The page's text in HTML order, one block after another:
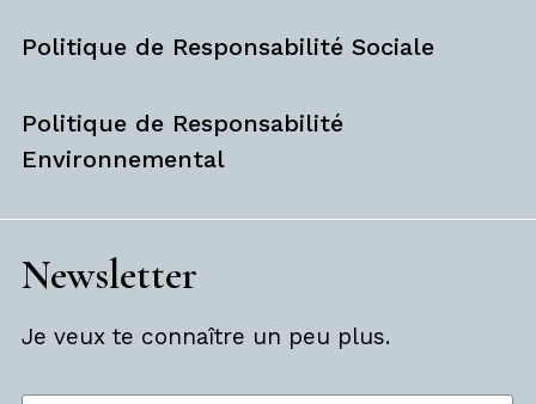
Politique de Responsabilité Sociale
Politique de Responsabilité
Environnemental
Newsletter
Je veux te connaître un peu plus.